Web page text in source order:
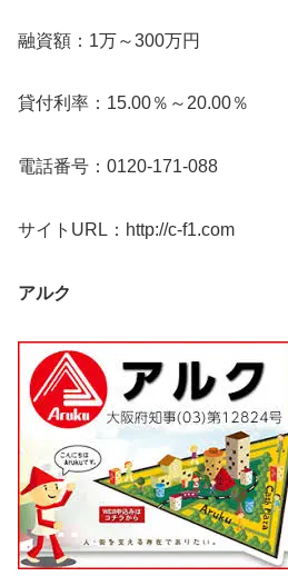
融資額：1万～300万円
貸付利率：15.00％～20.00％
電話番号：0120-171-088
サイトURL：http://c-f1.com
アルク